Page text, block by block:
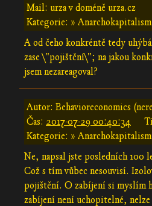
Mail: urza v doméně urza.cz
Kategorie: »
A od čeho konkréntě tedy
zase \"pojištění\"; na jakou
jsem nezareagoval?
Autor: Behavioreconomics
Čas: 2017-07-29 00:40:34
Kategorie: »
Ne, napsal jste posledních 100
Což s tím vůbec nesouvisí.
pojištění. O zabíjení si myslím
zabíjení není uchopitelné,